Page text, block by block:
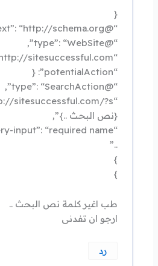
{
“@context”: “http://schema.org”,
“@type”: “WebSite”,
“url”: “http://sitesuccessful.com/”,
“potentialAction”: {
“@type”: “SearchAction”,
{نص البحث ..}”,
..”
}
}
طب اغير كلمة نص البحث ..
ارجو ان تفدنى
رد